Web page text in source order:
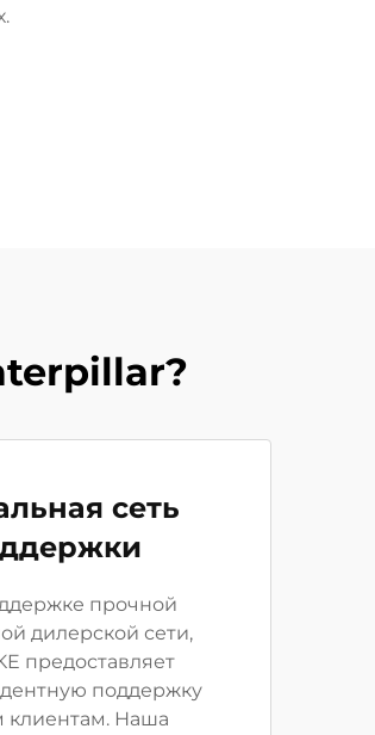
сеть
прочной
дилерской сети,
предоставляет
поддержку
Наша